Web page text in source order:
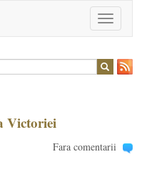
Toggle
navigation
Victoriei
Fara comentarii